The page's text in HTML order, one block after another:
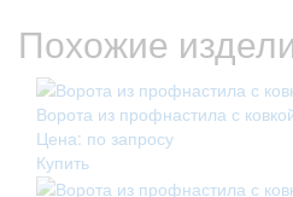
Похожие
Ворота из профнастила с
Цена: по запросу
Купить